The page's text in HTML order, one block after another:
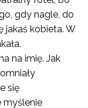
gdy nagle, do
jakaś kobieta. W
na imię. Jak
się
myślenie